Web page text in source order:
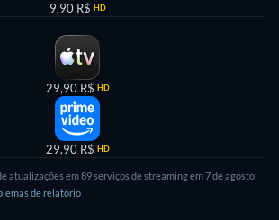
9,90 R$ HD
29,90 R$ HD
29,90 R$ HD
atualizações em 89 serviços de streaming em 7 de agosto
de relatório